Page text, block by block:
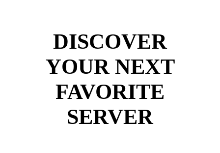
DISCOVER
YOUR NEXT
FAVORITE
SERVER